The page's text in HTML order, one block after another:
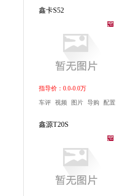
鑫卡S52
指导价：0.0-0.0万
车评 视频 图片 导购 配置
鑫源T20S